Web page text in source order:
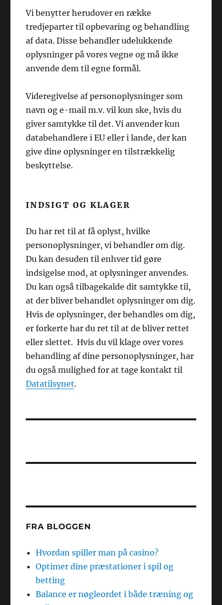
Vi benytter herudover en række
tredjeparter til opbevaring og behandling
af data. Disse behandler udelukkende
oplysninger på vores vegne og må ikke
anvende dem til egne formål.
Videregivelse af personoplysninger som
navn og e-mail m.v. vil kun ske, hvis du
giver samtykke til det. Vi anvender kun
databehandlere i EU eller i lande, der kan
give dine oplysninger en tilstrækkelig
beskyttelse.
INDSIGT OG KLAGER
Du har ret til at få oplyst, hvilke
personoplysninger, vi behandler om dig.
Du kan desuden til enhver tid gøre
indsigelse mod, at oplysninger anvendes.
Du kan også tilbagekalde dit samtykke til,
at der bliver behandlet oplysninger om dig.
Hvis de oplysninger, der behandles om dig,
er forkerte har du ret til at de bliver rettet
eller slettet. Hvis du vil klage over vores
behandling af dine personoplysninger, har
du også mulighed for at tage kontakt til
Datatilsynet.
FRA BLOGGEN
Hvordan spiller man på casino?
Optimer dine præstationer i spil og
betting
Balance er nøgleordet i både træning og